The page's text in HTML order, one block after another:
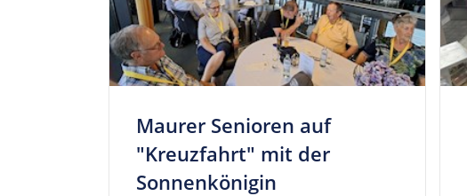
Maurer Senioren auf
"Kreuz­fahrt" mit der
Sonnenkönigin